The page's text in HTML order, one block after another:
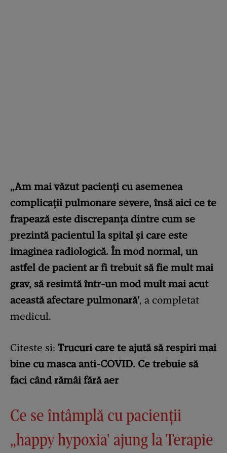
„Am mai văzut pacienți cu asemenea
complicații pulmonare severe, însă aici ce te
frapează este discrepanța dintre cum se
prezintă pacientul la spital și care este
imaginea radiologică. În mod normal, un
astfel de pacient ar fi trebuit să fie mult mai
grav, să resimtă într-un mod mult mai acut
această afectare pulmonară', a completat
medicul.
Citeste si: Trucuri care te ajută să respiri mai
bine cu masca anti-COVID. Ce trebuie să
faci când rămâi fără aer
Ce se întâmplă cu pacienții
„happy hypoxia' ajung la Terapie